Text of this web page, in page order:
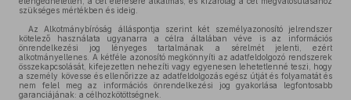
szükséges mértékben és ideig.
Az Alkotmánybíróság álláspontja szerint két személyazonosító jelrendszer
kötelező használata ugyanarra a célra általában véve is az információs
önrendelkezési jog lényeges tartalmának a sérelmét jelenti, ezért
alkotmányellenes. A kétféle azonosító megkönnyíti az adatfeldolgozó rendszerek
összekapcsolását, kifejezetten nehezíti vagy egyenesen lehetetlenné teszi, hogy
a személy kövesse és ellenőrizze az adatfeldolgozás egész útját és folyamatát és
nem felel meg az információs önrendelkezési jog gyakorlása legfontosabb
garanciájának: a célhozkötöttségnek.